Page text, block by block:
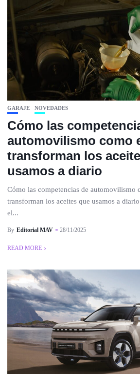
GARAJE NOVEDADES
Cómo las
automovilismo como
transforman los
usamos a diario
Cómo las competencias de automovilismo
transforman los aceites que usamos a
el...
By Editorial MAV 28/11/2025
READ MORE